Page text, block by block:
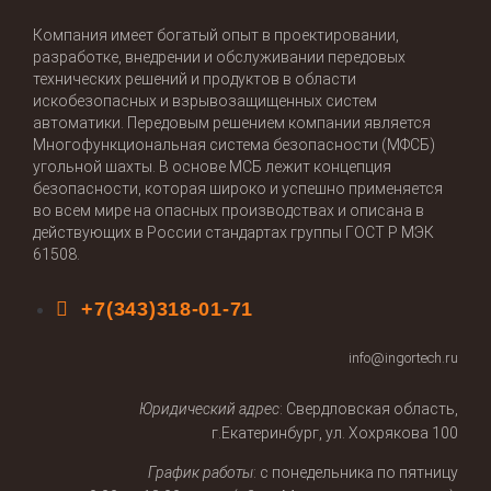
ной авто­ма­ти­за­ции,
без­опас­но­сти и свя­
зи­си­сте­мы про­мыш­
лен­ной авто­ма­ти­за­
ции, без­опас­но­сти
и связи
Компания имеет богатый опыт в проектировании,
разработке, внедрении и обслуживании передовых
технических решений и продуктов в области
искобезопасных и взрывозащищенных систем
автоматики. Передовым решением компании является
Многофункциональная система безопасности (МФСБ)
угольной шахты. В основе МСБ лежит концепция
безопасности, которая широко и успешно применяется
во всем мире на опасных производствах и описана в
действующих в России стандартах группы ГОСТ Р МЭК
61508.
+7(343)318-01-71
info@ingortech.ru
Юридический адрес: Свердловская область,
г.Екатеринбург, ул. Хохрякова 100
График работы: с понедельника по пятницу